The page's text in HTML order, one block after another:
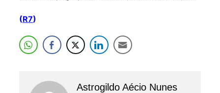
(R7)
Astrogildo Aécio Nunes